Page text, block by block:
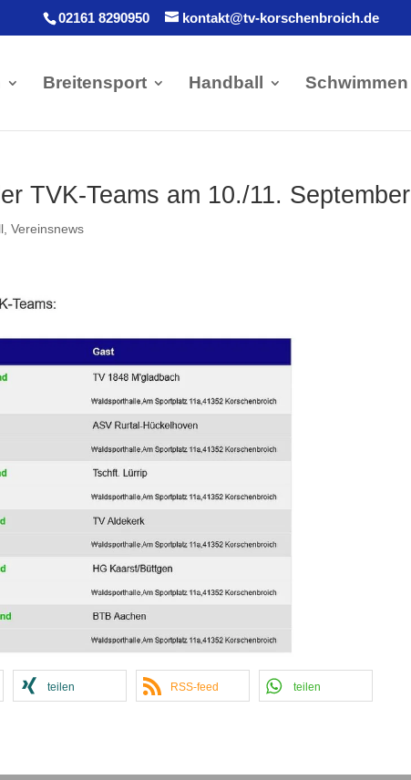
02161 8290950 kontakt@tv-korschenbroich.de
Breitensport Handball Schwimmen
TVK-Teams am 10./11. September
,Vereinsnews
teilen RSS-feed teilen